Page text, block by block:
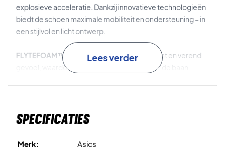
explosieve acceleratie. Dankzij innovatieve technologieën
biedt de schoen maximale mobiliteit en ondersteuning – in
een stijlvol en licht ontwerp.
FLYTEFOAM™
in de tussenzool geeft een licht en verend
gevoel, waardoor je moeiteloos en snel over de baan
snel te versnellen richting de volgende bal.
X-GROOVE™
in de buitenzool zorgt voor uitstekende
Lees verder
Specificaties
Merk:
Asics